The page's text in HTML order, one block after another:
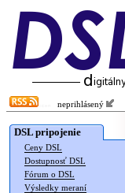
neprihlásený
DSL pripojenie
Ceny DSL
Dostupnosť DSL
Fórum o DSL
Výsledky meraní